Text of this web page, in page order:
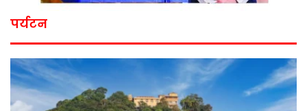
पर्यटन